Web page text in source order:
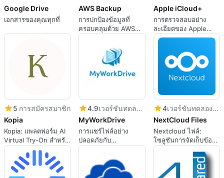
Google Drive
เอกสารของคุณทุกที่
AWS Backup
การปกป้องข้อมูลที่
ครอบคลุมด้วย AWS
Backup
Apple iCloud+
การตรวจสอบอย่าง
ละเอียดของ Apple
iCloud+
5 การสมัครสมาชิก
Kopia
Kopia: แพลตฟอร์ม AI
Virtual Try-On สำหรับ
E-Commerce
4.9
เวอร์ชันทดลองใช้
MyWorkDrive
การแชร์ไฟล์อย่าง
ปลอดภัยกับ
MyWorkDrive
4
เวอร์ชันทดลองใช้
NextCloud Files
Nextcloud ไฟล์:
โซลูชันการจัดเก็บข้อ
มูลคลาวด์ที่ปลอดภัย